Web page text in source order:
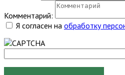
Комментарий:
Я согласен на обработку